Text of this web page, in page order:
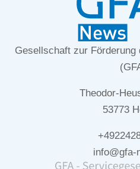
Gesellschaft zur Förderung
Theodor-
53773
info@gfa-